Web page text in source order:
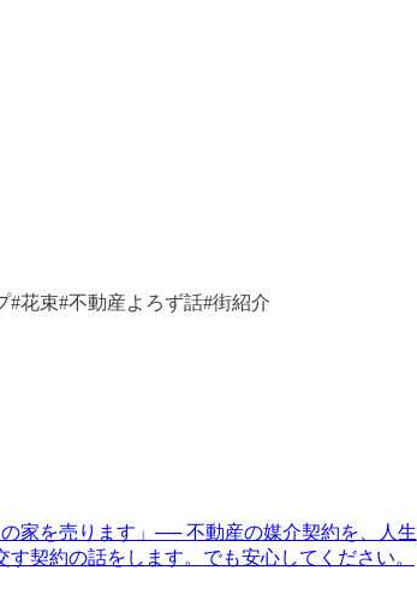
花束#不動産よろず話#街紹介
家を売ります」── 不動産の媒介契約を、人生
契約の話をします。でも安心してください。